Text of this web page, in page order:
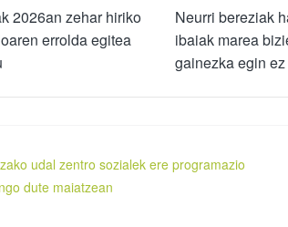
2026an zehar hiriko
errolda egitea
Neurri bereziak
ibaiak marea
gainezka egin
udal zentro sozialek ere programazio
dute maiatzean